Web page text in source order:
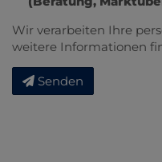
Wir verarbeiten Ihre
weitere Informationen
Senden